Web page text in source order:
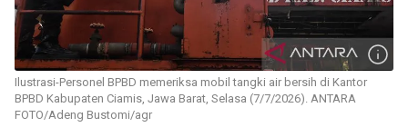
Ilustrasi-Personel BPBD memeriksa mobil tangki air bersih di Kantor
BPBD Kabupaten Ciamis, Jawa Barat, Selasa (7/7/2026). ANTARA
FOTO/Adeng Bustomi/agr